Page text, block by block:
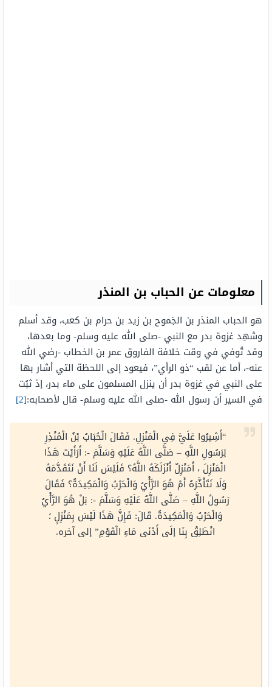
معلومات عن الحباب بن المنذر
هو الحباب المنذر بن الجَموح بن زيد بن حرام بن كعب، وقد أسلم
وشهِد غزوة بدر مع النبي -صلى الله عليه وسلم- وما بعدها،
وقد تُوفي في وقت خلافة الفاروق عمر بن الخطاب -رضي الله
عنه-، أما عن لقب “ذو الرأي”، فيعود إلى اللحظة التي أشار بها
على النبي في غزوة بدر أن ينزل المسلمون على ماء بدر، إذ ثبُت
في السير أن رسول الله -صلى الله عليه وسلم- قال لأصحابه:[2]
“أَشِيرُوا عَلَيَّ فِي الْمَنْزِلِ. فَقَالَ الْحُبَابُ بْنُ الْمُنْذِرِ
لِرَسُولِ اللَّهِ – صَلَّى اللَّهُ عَلَيْهِ وَسَلَّمَ -: أَرَأَيْت هَذَا
الْمَنْزِلَ ، أَمَنْزِلٌ أَنْزَلَكَهُ اللَّهُ؟ فَلَيْسَ لَنَا أَنْ نَتَقَدَّمَهُ
وَلَا نَتَأَخَّرَهُ أَمْ هُوَ الرَّأْيُ وَالْحَرْبُ وَالْمَكِيدَةُ؟ فَقَالَ
رَسُولُ اللَّهِ – صَلَّى اللَّهُ عَلَيْهِ وَسَلَّمَ -: بَلْ هُوَ الرَّأْيُ
وَالْحَرْبُ وَالْمَكِيدَةُ. قَالَ: فَإِنَّ هَذَا لَيْسَ بِمَنْزِلٍ ؛
انْطَلِقْ بِنَا إلَى أَدْنَى مَاءِ الْقَوْمِ” إلى آخره.